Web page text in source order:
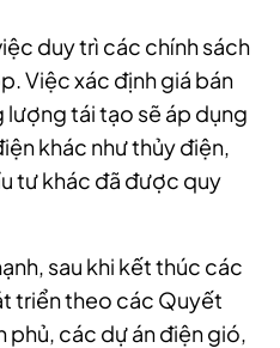
duy trì các chính sách
Việc xác định giá bán
lượng tái tạo sẽ áp dụng
khác như thủy điện,
tư khác đã được quy
sau khi kết thúc các
triển theo các Quyết
phủ, các dự án điện gió,